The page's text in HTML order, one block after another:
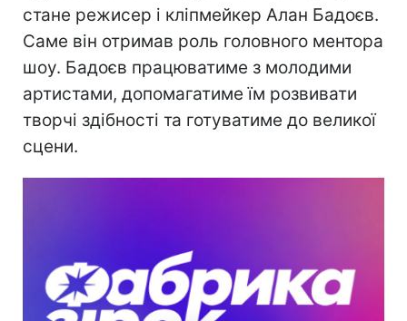
стане режисер і кліпмейкер Алан Бадоєв.
Саме він отримав роль головного ментора
шоу. Бадоєв працюватиме з молодими
артистами, допомагатиме їм розвивати
творчі здібності та готуватиме до великої
сцени.